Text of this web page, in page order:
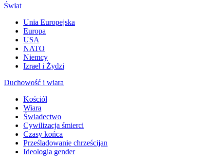
Świat
Unia Europejska
Europa
USA
NATO
Niemcy
Izrael i Żydzi
Duchowość i wiara
Kościół
Wiara
Świadectwo
Cywilizacja śmierci
Czasy końca
Prześladowanie chrześcijan
Ideologia gender